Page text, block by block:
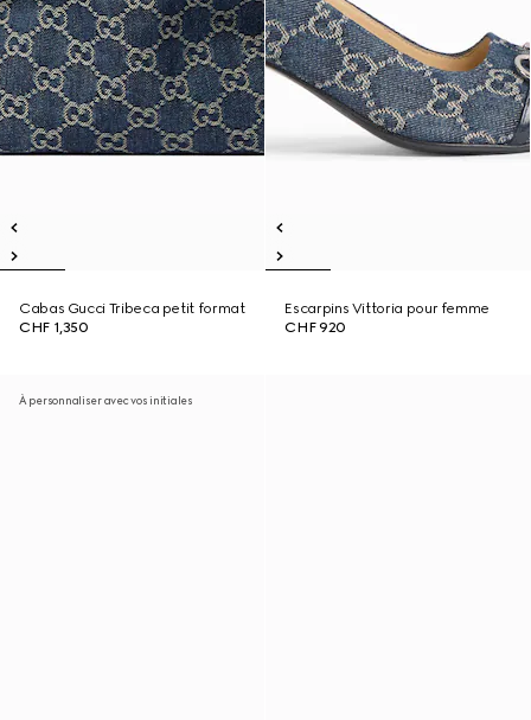
Cabas Gucci Tribeca petit format
CHF 1,350
Escarpins Vittoria pour femme
CHF 920
À personnaliser avec vos initiales